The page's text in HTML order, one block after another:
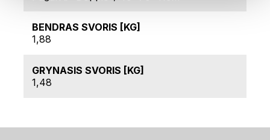
BENDRAS SVORIS [KG]
1,88
GRYNASIS SVORIS [KG]
1,48